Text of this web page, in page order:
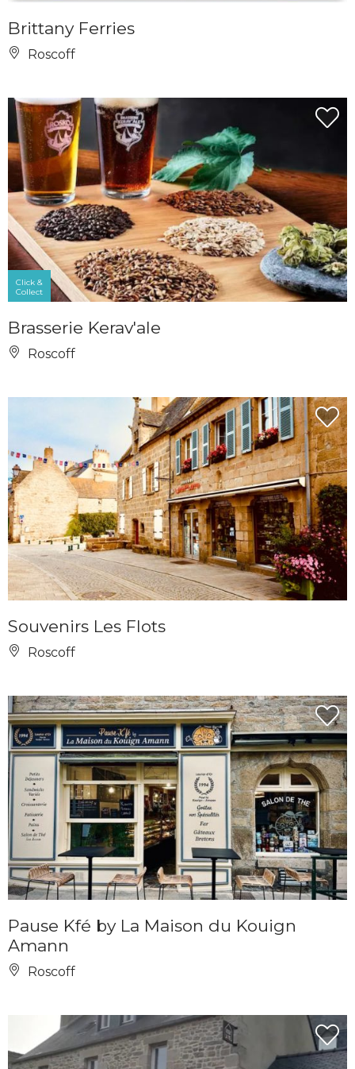
Brittany Ferries
Roscoff
Click &
Collect
Brasserie Kerav'ale
Roscoff
Souvenirs Les Flots
Roscoff
Pause Kfé by La Maison du Kouign
Amann
Roscoff